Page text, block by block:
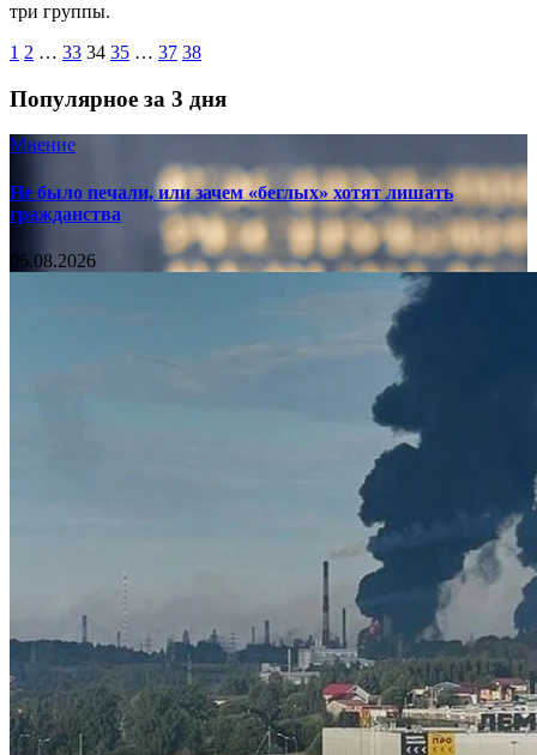
три группы.
1 2 … 33 34 35 … 37 38
Популярное за 3 дня
Мнение
Не было печали, или зачем «беглых» хотят лишать
гражданства
06.08.2026